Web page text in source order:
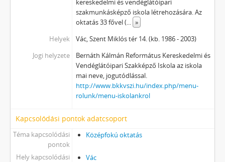
kereskedelmi és vendéglátóipari
szakmunkásképző iskola létrehozására. Az
oktatás 33 fővel (... »
Helyek
Vác, Szent Miklós tér 14. (kb. 1986 - 2003)
Jogi helyzete
Bernáth Kálmán Református Kereskedelmi és
Vendéglátóipari Szakképző Iskola az iskola
mai neve, jogutódlással.
http://www.bkkvszi.hu/index.php/menu-
rolunk/menu-iskolankrol
Kapcsolódási pontok adatcsoport
Téma kapcsolódási
pontok
Középfokú oktatás
Hely kapcsolódási Vác